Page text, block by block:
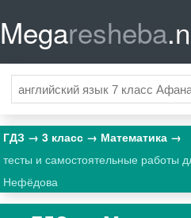
Megaresheba
ГДЗ 3 класс
Математика
тесты и самостоятельные работы
Нефёдова